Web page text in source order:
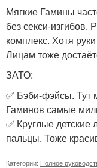
Мягкие Гамины
без секси-изгибов.
комплекс. Хотя
Лицам тоже
ЗАТО:
✅ Бэби-фэйсы. Тут
Гаминов самые
✅ Круглые
пальцы. Тоже
Категории: Полное